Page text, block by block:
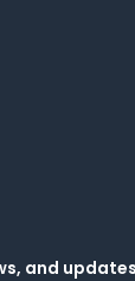
and updates